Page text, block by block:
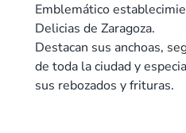
Emblemático
Delicias de Zaragoza.
Destacan sus anchoas,
de toda la ciudad y
sus rebozados y frituras.